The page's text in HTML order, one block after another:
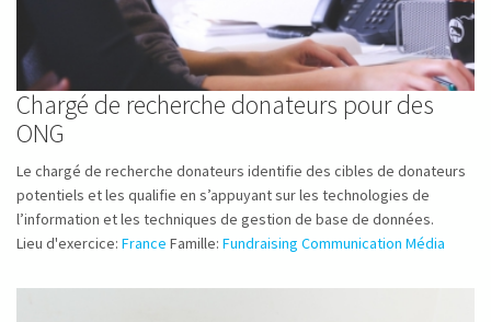
Chargé de recherche donateurs pour des
ONG
Le chargé de recherche donateurs identifie des cibles de donateurs
potentiels et les qualifie en s’appuyant sur les technologies de
l’information et les techniques de gestion de base de données.
Lieu d'exercice: France Famille: Fundraising Communication Média